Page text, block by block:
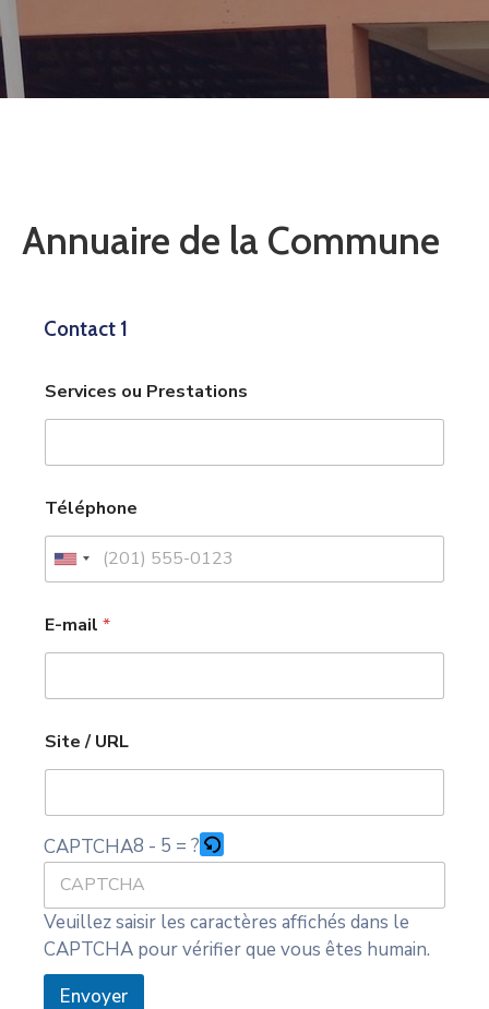
Docs
Contacts
Annuaire de la Commune
Contact 1
Services ou Prestations
e
r
i
e
s
S
t
S
Téléphone
U
i
t
S
t
t
e
s
+
1
T
é
é
h
o
n
S
i
t
E-mail *
Site / URL
CAPTCHA8 - 5 = ?
Veuillez saisir les caractères affichés dans le
CAPTCHA pour vérifier que vous êtes humain.
Envoyer